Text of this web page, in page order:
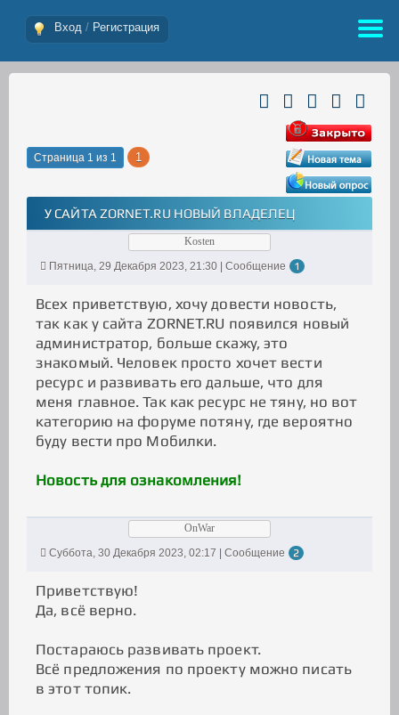
Вход / Регистрация
Страница 1 из 1 1
У САЙТА ZORNET.RU НОВЫЙ ВЛАДЕЛЕЦ
Kosten
Пятница, 29 Декабря 2023, 21:30 | Сообщение
1
Всех приветствую, хочу довести новость,
так как у сайта ZORNET.RU появился новый
администратор, больше скажу, это
знакомый. Человек просто хочет вести
ресурс и развивать его дальше, что для
меня главное. Так как ресурс не тяну, но вот
категорию на форуме потяну, где вероятно
буду вести про Мобилки.
Новость для ознакомления!
OnWar
Суббота, 30 Декабря 2023, 02:17 | Сообщение
2
Приветствую!
Да, всё верно.
Постараюсь развивать проект.
Всё предложения по проекту можно писать
в этот топик.